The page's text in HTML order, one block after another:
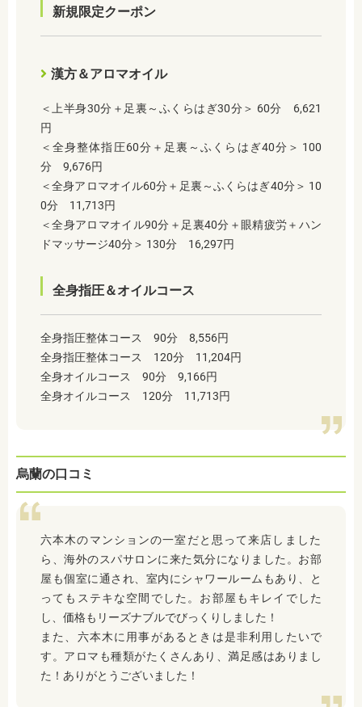
新規限定クーポン
漢方＆アロマオイル
＜上半身30分＋足裏～ふくらはぎ30分＞ 60分 6,621
円
＜全身整体指圧60分＋足裏～ふくらはぎ40分＞ 100
分 9,676円
＜全身アロマオイル60分＋足裏～ふくらはぎ40分＞ 10
0分 11,713円
＜全身アロマオイル90分＋足裏40分＋眼精疲労＋ハン
ドマッサージ40分＞ 130分 16,297円
全身指圧＆オイルコース
全身指圧整体コース 90分 8,556円
全身指圧整体コース 120分 11,204円
全身オイルコース 90分 9,166円
全身オイルコース 120分 11,713円
烏蘭の口コミ
六本木のマンションの一室だと思って来店しました
ら、海外のスパサロンに来た気分になりました。お部
屋も個室に通され、室内にシャワールームもあり、と
ってもステキな空間でした。お部屋もキレイでした
し、価格もリーズナブルでびっくりしました！
また、六本木に用事があるときは是非利用したいで
す。アロマも種類がたくさんあり、満足感はありまし
た！ありがとうございました！